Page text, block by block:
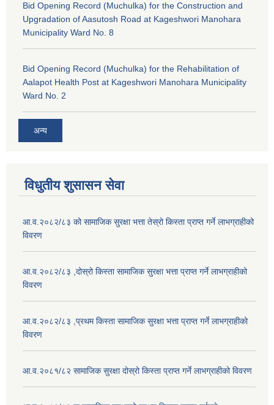
Bid Opening Record (Muchulka) for the Construction and
Upgradation of Aasutosh Road at Kageshwori Manohara
Municipality Ward No. 8
Bid Opening Record (Muchulka) for the Rehabilitation of
Aalapot Health Post at Kageshwori Manohara Municipality
Ward No. 2
अन्य
विधुतीय शुसासन सेवा
आ.व.२०८२/८३ को सामाजिक सुरक्षा भत्ता तेस्रो किस्ता प्राप्त गर्ने लाभग्राहीको
विवरण
आ.व.२०८२/८३ ,दोस्रो किस्ता सामाजिक सुरक्षा भत्ता प्राप्त गर्ने लाभग्राहीको
विवरण
आ.व.२०८२/८३ ,प्रथम किस्ता सामाजिक सुरक्षा भत्ता प्राप्त गर्ने लाभग्राहीको
विवरण
आ.व.२०८१/८२ सामाजिक सुरक्षा दोस्रो किस्ता प्राप्त गर्ने लाभग्राहीको विवरण